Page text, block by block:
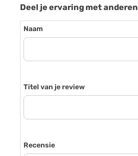
Deel je ervaring met anderen
Naam
Titel van je review
Recensie